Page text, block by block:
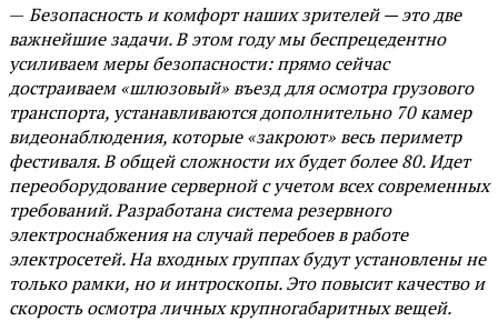
— Безопасность и комфорт наших зрителей — это две
важнейшие задачи. В этом году мы беспрецедентно
усиливаем меры безопасности: прямо сейчас
достраиваем «шлюзовый» въезд для осмотра грузового
транспорта, устанавливаются дополнительно 70 камер
видеонаблюдения, которые «закроют» весь периметр
фестиваля. В общей сложности их будет более 80. Идет
переоборудование серверной с учетом всех современных
требований. Разработана система резервного
электроснабжения на случай перебоев в работе
электросетей. На входных группах будут установлены не
только рамки, но и интроскопы. Это повысит качество и
скорость осмотра личных крупногабаритных вещей.